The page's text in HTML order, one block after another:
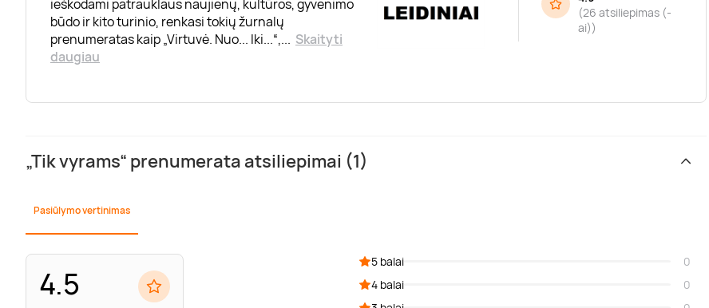
ieškodami patrauklaus naujienų, kultūros, gyvenimo
būdo ir kito turinio, renkasi tokių žurnalų
prenumeratas kaip „Virtuvė. Nuo... Iki...“,... Skaityti
daugiau
(26 atsiliepimas (-
ai))
„Tik vyrams“ prenumerata atsiliepimai (1)
Pasiūlymo vertinimas
4.5
5 balai
0
4 balai
0